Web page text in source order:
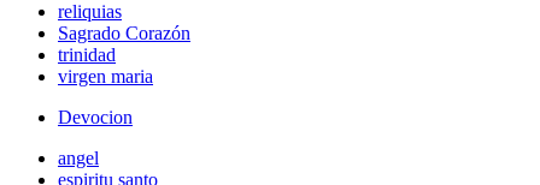
reliquias
Sagrado Corazón
trinidad
virgen maria
Devocion
angel
espiritu santo